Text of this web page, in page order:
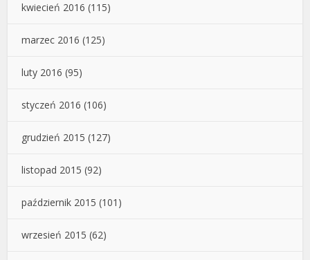
kwiecień 2016 (115)
marzec 2016 (125)
luty 2016 (95)
styczeń 2016 (106)
grudzień 2015 (127)
listopad 2015 (92)
październik 2015 (101)
wrzesień 2015 (62)